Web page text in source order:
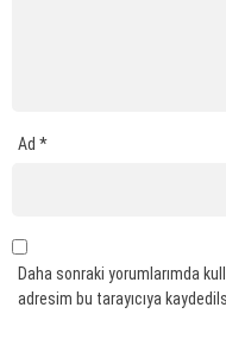
Ad *
Daha sonraki yorumlarımda
adresim bu tarayıcıya